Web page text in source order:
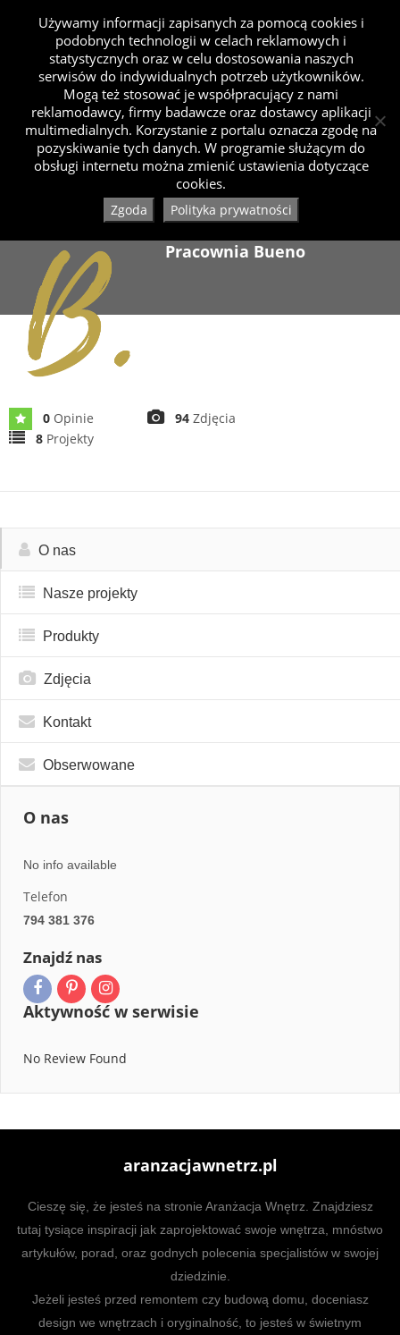
Pracownia Bueno
0 Opinie 94 Zdjęcia
8 Projekty
O nas
Nasze projekty
Produkty
Zdjęcia
Kontakt
Obserwowane
O nas
No info available
Telefon
794 381 376
Znajdź nas
Aktywność w serwisie
No Review Found
aranzacjawnetrz.pl
Cieszę się, że jesteś na stronie Aranżacja Wnętrz. Znajdziesz
tutaj tysiące inspiracji jak zaprojektować swoje wnętrza, mnóstwo
artykułów, porad, oraz godnych polecenia specjalistów w swojej
dziedzinie.
Jeżeli jesteś przed remontem czy budową domu, doceniasz
design we wnętrzach i oryginalność, to jesteś w świetnym
Używamy informacji zapisanych za pomocą cookies i
podobnych technologii w celach reklamowych i
statystycznych oraz w celu dostosowania naszych
serwisów do indywidualnych potrzeb użytkowników.
Mogą też stosować je współpracujący z nami
reklamodawcy, firmy badawcze oraz dostawcy aplikacji
multimedialnych. Korzystanie z portalu oznacza zgodę na
pozyskiwanie tych danych. W programie służącym do
obsługi internetu można zmienić ustawienia dotyczące
cookies.
Zgoda Polityka prywatności